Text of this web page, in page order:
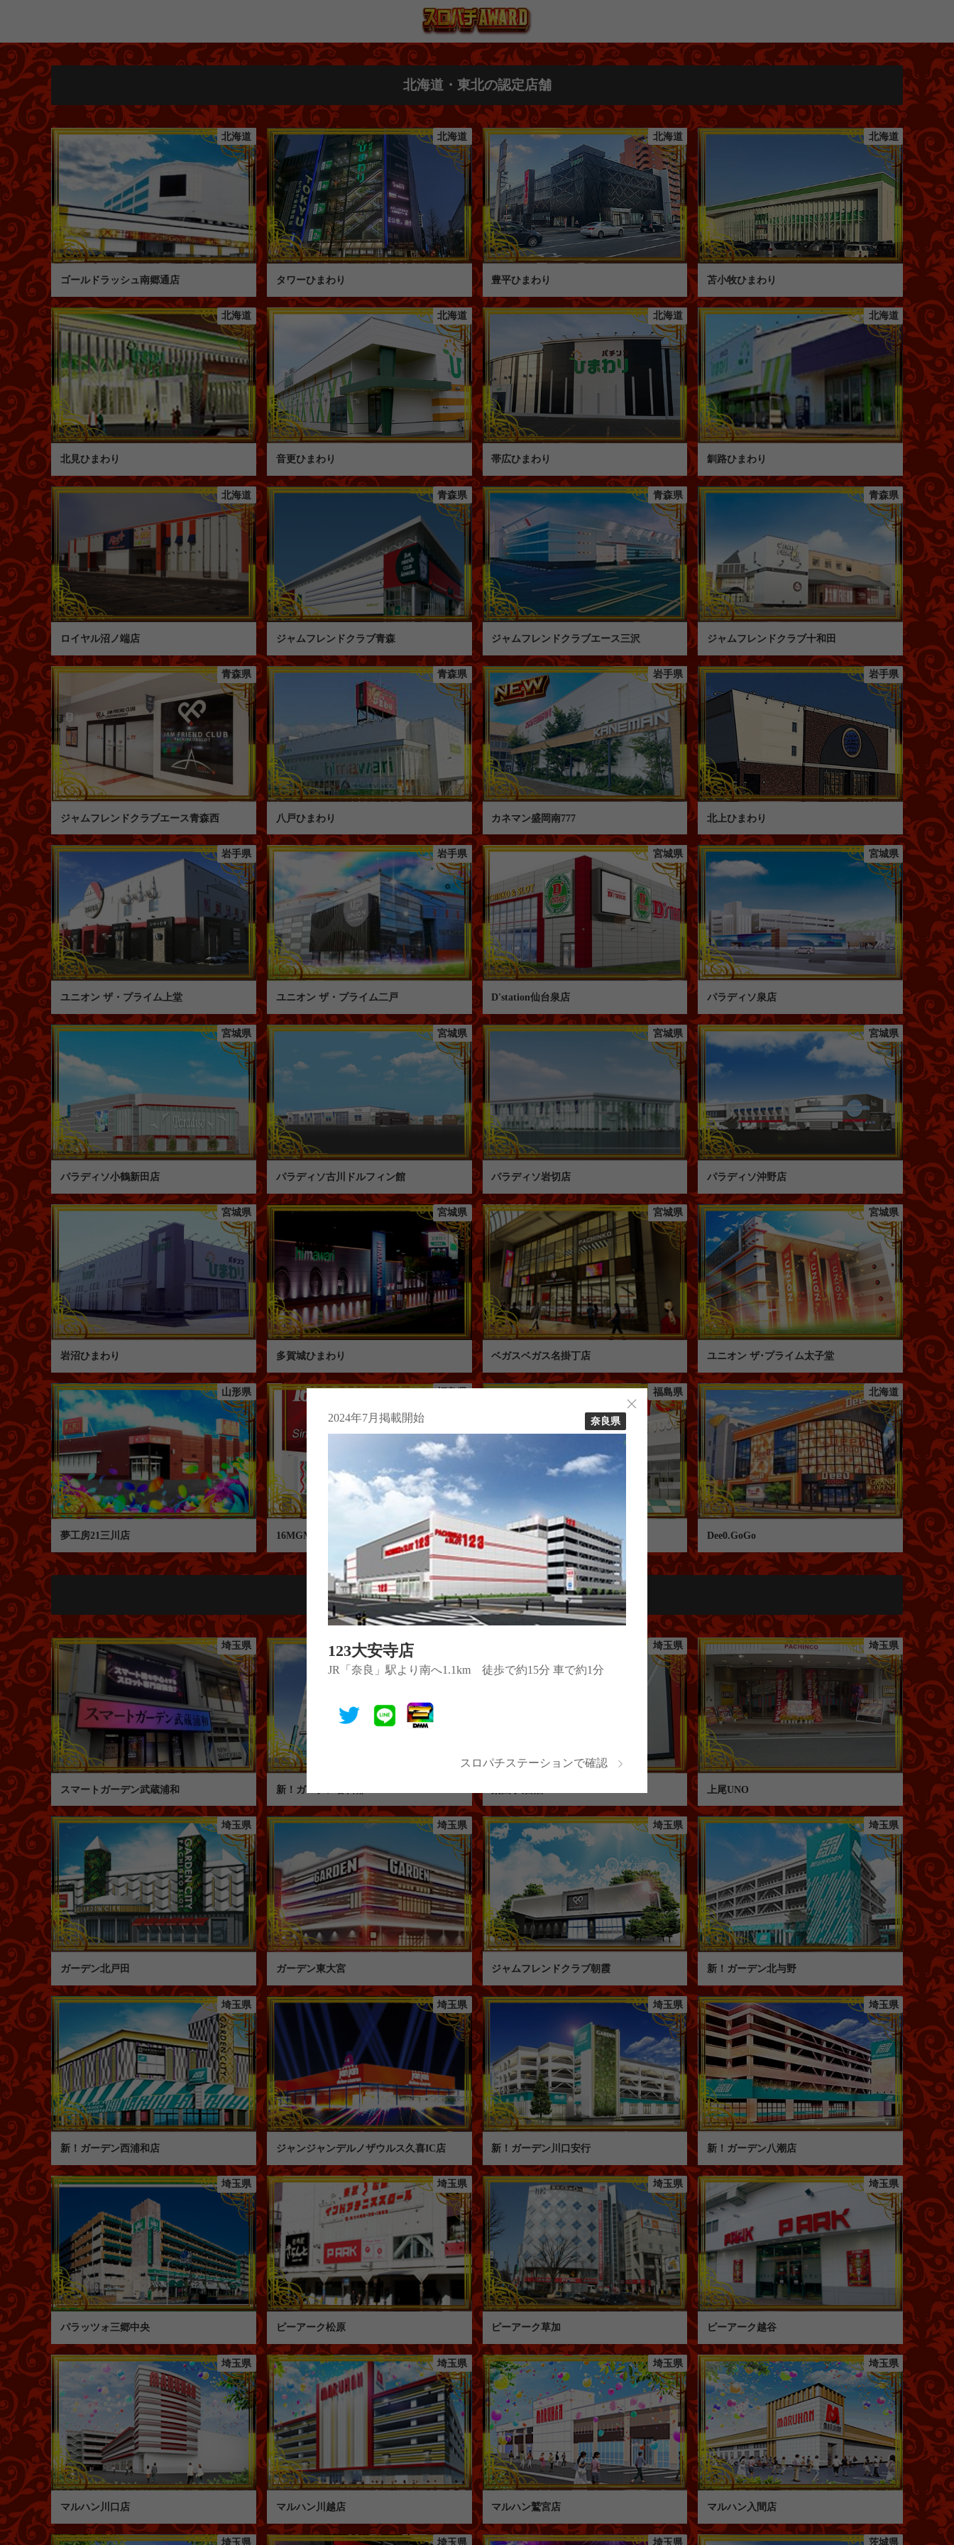
北海道・東北の認定店舗
北海道
ゴールドラッシュ南郷通店
北海道
タワーひまわり
北海道
豊平ひまわり
北海道
苫小牧ひまわり
北海道
北見ひまわり
北海道
音更ひまわり
北海道
帯広ひまわり
北海道
釧路ひまわり
北海道
ロイヤル沼ノ端店
青森県
ジャムフレンドクラブ青森
青森県
ジャムフレンドクラブエース三沢
青森県
ジャムフレンドクラブ十和田
青森県
ジャムフレンドクラブエース青森西
青森県
八戸ひまわり
岩手県
カネマン盛岡南777
岩手県
北上ひまわり
岩手県
ユニオン ザ・プライム上堂
岩手県
ユニオン ザ・プライム二戸
宮城県
D'station仙台泉店
宮城県
パラディソ泉店
宮城県
パラディソ小鶴新田店
宮城県
パラディソ古川ドルフィン館
宮城県
パラディソ岩切店
宮城県
パラディソ沖野店
宮城県
岩沼ひまわり
宮城県
多賀城ひまわり
宮城県
ベガスベガス名掛丁店
宮城県
ユニオン ザ･プライム太子堂
山形県
夢工房21三川店 16MGMいわき泉店
福島県
セントラル南相馬ジャスモール店
北海道
Dee0.GoGo
北関東の認定店舗
埼玉県
スマートガーデン武蔵浦和 新！ガーデン春日部
埼玉県 埼玉県
上尾UNO
埼玉県
ガーデン北戸田
埼玉県
ガーデン東大宮
埼玉県
ジャムフレンドクラブ朝霞
埼玉県
新！ガーデン北与野
埼玉県
新！ガーデン西浦和店
埼玉県
ジャンジャンデルノザウルス久喜IC店
埼玉県
新！ガーデン川口安行
埼玉県
新！ガーデン八潮店
埼玉県
パラッツォ三郷中央
埼玉県
ピーアーク松原
埼玉県
ピーアーク草加
埼玉県
ピーアーク越谷
埼玉県
マルハン川口店
埼玉県
マルハン川越店
埼玉県
マルハン鷲宮店
埼玉県
マルハン入間店
埼玉県 埼玉県 埼玉県 茨城県
2024年7月掲載開始 奈良県
123大安寺店
JR「奈良」駅より南へ1.1km 徒歩で約15分 車で約1分
スロパチステーションで確認